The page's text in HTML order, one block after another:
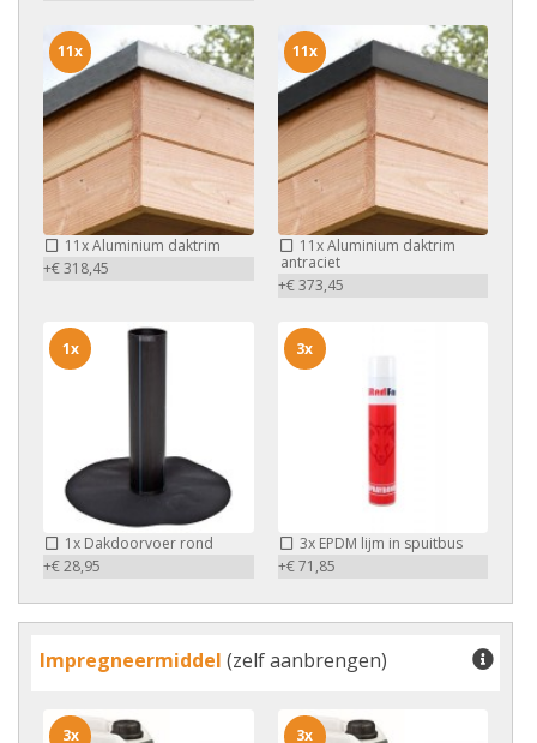
11xAluminium daktrim
+€ 318,45
11x
11xAluminium daktrim
antraciet
+€ 373,45
11x
1x Dakdoorvoer rond
+€ 28,95
1x
3xEPDM lijm in spuitbus
+€ 71,85
3x
Impregneermiddel (zelf aanbrengen)
3x 3x